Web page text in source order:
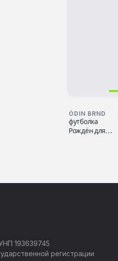
ÓDIN BRND
футболка
Рождён для
193639745
регистрации